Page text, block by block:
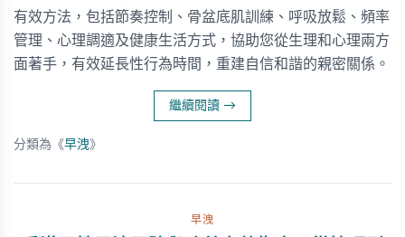
有效方法，包括節奏控制、骨盆底肌訓練、呼吸放鬆、頻率
管理、心理調適及健康生活方式，協助您從生理和心理兩方
面著手，有效延長性行為時間，重建自信和諧的親密關係。
繼續閱讀 →
分類為《早洩》
早洩